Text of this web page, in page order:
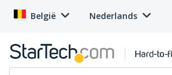
België Nederlands